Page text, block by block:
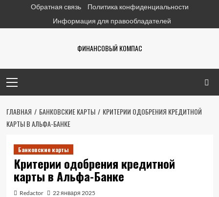
содержимому
Обратная связь
Политика конфиденциальности
Информация для правообладателей
ФИНАНСОВЫЙ КОМПАС
меню
ГЛАВНАЯ БАНКОВСКИЕ КАРТЫ
КРИТЕРИИ ОДОБРЕНИЯ КРЕДИТНОЙ
КАРТЫ В АЛЬФА-БАНКЕ
Банковские карты
Критерии одобрения кредитной
карты в Альфа-Банке
Redactor 22 января 2025